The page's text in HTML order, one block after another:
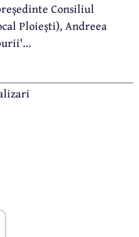
Consiliul
Ploiești), Andreea